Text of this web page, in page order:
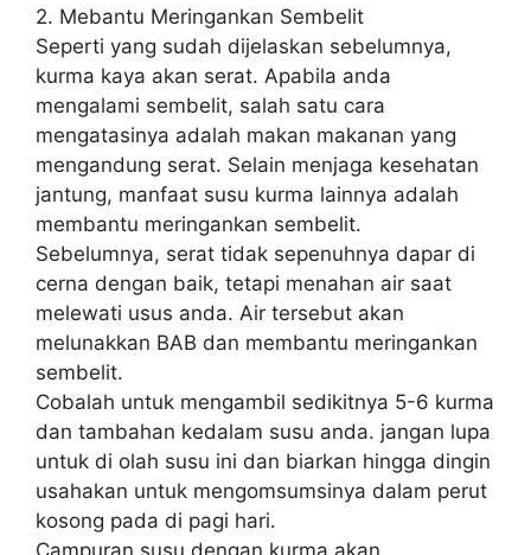
2. Mebantu Meringankan Sembelit
Seperti yang sudah dijelaskan sebelumnya,
kurma kaya akan serat. Apabila anda
mengalami sembelit, salah satu cara
mengatasinya adalah makan makanan yang
mengandung serat. Selain menjaga kesehatan
jantung, manfaat susu kurma lainnya adalah
membantu meringankan sembelit.
Sebelumnya, serat tidak sepenuhnya dapar di
cerna dengan baik, tetapi menahan air saat
melewati usus anda. Air tersebut akan
melunakkan BAB dan membantu meringankan
sembelit.
Cobalah untuk mengambil sedikitnya 5-6 kurma
dan tambahan kedalam susu anda. jangan lupa
untuk di olah susu ini dan biarkan hingga dingin
usahakan untuk mengomsumsinya dalam perut
kosong pada di pagi hari.
Campuran susu dengan kurma akan